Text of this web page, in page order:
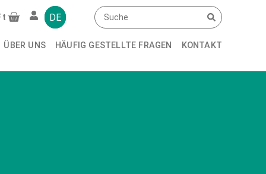
DE
ÜBER UNS HÄUFIG GESTELLTE FRAGEN KONTAKT